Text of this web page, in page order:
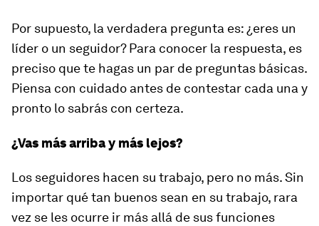
Por supuesto, la verdadera pregunta es: ¿eres un
líder o un seguidor? Para conocer la respuesta, es
preciso que te hagas un par de preguntas básicas.
Piensa con cuidado antes de contestar cada una y
pronto lo sabrás con certeza.
¿Vas más arriba y más lejos?
Los seguidores hacen su trabajo, pero no más. Sin
importar qué tan buenos sean en su trabajo, rara
vez se les ocurre ir más allá de sus funciones